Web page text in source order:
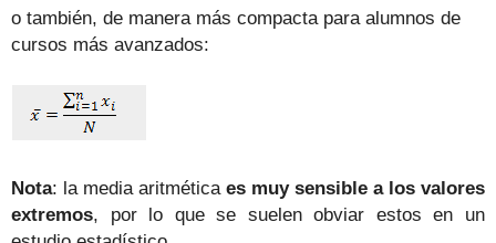
o también, de manera más compacta para alumnos de
cursos más avanzados:
Nota: la media aritmética es muy sensible a los valores
extremos, por lo que se suelen obviar estos en un